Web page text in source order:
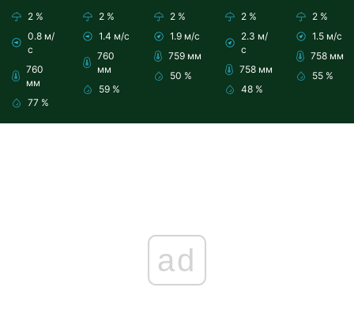
2 %
0.8 м/
с
760
мм
77 %
2 %
1.4 м/с
760
мм
59 %
2 %
1.9 м/с
759 мм
50 %
2 %
2.3 м/
с
758 мм
48 %
2 %
1.5 м/с
758 мм
55 %
ad